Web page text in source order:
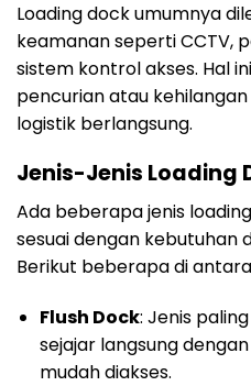
Loading dock umumnya
keamanan seperti CCTV,
sistem kontrol akses. Hal
pencurian atau
logistik berlangsung.
Jenis-Jenis Loading
Ada beberapa jenis
sesuai dengan kebutuhan
Berikut beberapa di
Flush Dock: Jenis
sejajar langsung
mudah diakses.